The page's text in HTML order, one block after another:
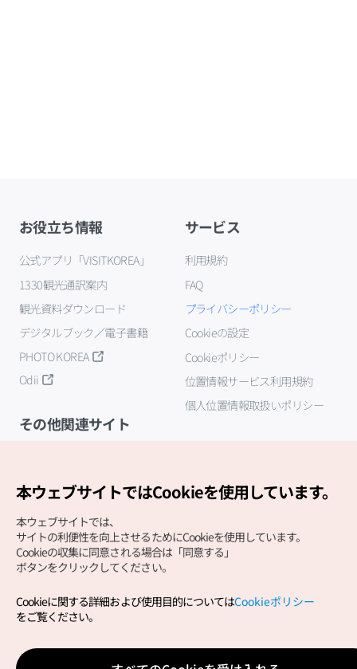
お役立ち情報
公式アプリ「VISITKOREA」
1330観光通訳案内
観光資料ダウンロード
デジタルブック／電子書籍
PHOTO KOREA
Odii
サービス
利用規約
FAQ
プライバシーポリシー
Cookieの設定
Cookieポリシー
位置情報サービス利用規約
個人位置情報取扱いポリシー
その他関連サイト
Copyright (c) Korea Tourism Organization All Rights
サイトエラー報告公式メール
japanese@knto.or.kr
本ウェブサイトではCookieを使用しています。
本ウェブサイトでは、
サイトの利便性を向上させるためにCookieを使用しています。
Cookieの収集に同意される場合は「同意する」
ボタンをクリックしてください。
Cookieに関する詳細および使用目的についてはCookieポリシー
をご覧ください。